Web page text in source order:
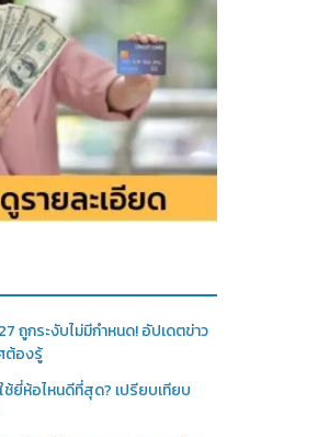
ถูกระงับไม่มีกำหนด! อัปเดตข่าว
ต้องรู้
ช้ยี่ห้อไหนดีที่สุด? เปรียบเทียบ